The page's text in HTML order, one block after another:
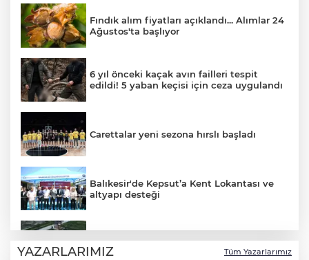
Fındık alım fiyatları açıklandı... Alımlar 24
Ağustos'ta başlıyor
6 yıl önceki kaçak avın failleri tespit
edildi! 5 yaban keçisi için ceza uygulandı
Carettalar yeni sezona hırslı başladı
Balıkesir'de Kepsut’a Kent Lokantası ve
altyapı desteği
kazandırıldı
YAZARLARIMIZ Tüm Yazarlarımız